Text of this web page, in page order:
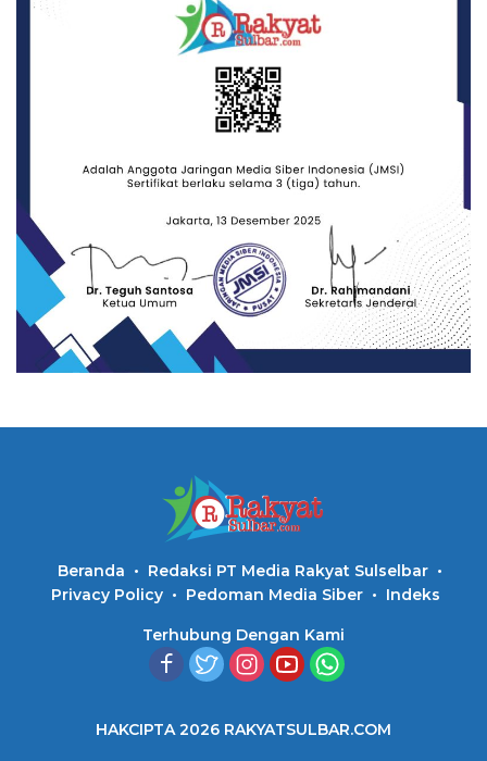
Beranda
Redaksi PT Media Rakyat Sulselbar
Privacy Policy
Pedoman Media Siber Indeks
Terhubung Dengan Kami
HAKCIPTA 2026 RAKYATSULBAR.COM